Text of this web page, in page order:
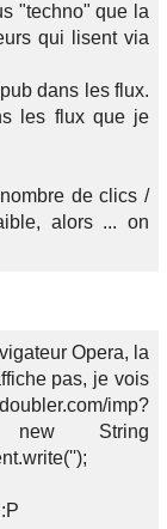
"techno" que la
qui lisent via
dans les flux.
les flux que je
de clics /
alors ... on
Opera, la
pas, je vois
imp?
+ new String